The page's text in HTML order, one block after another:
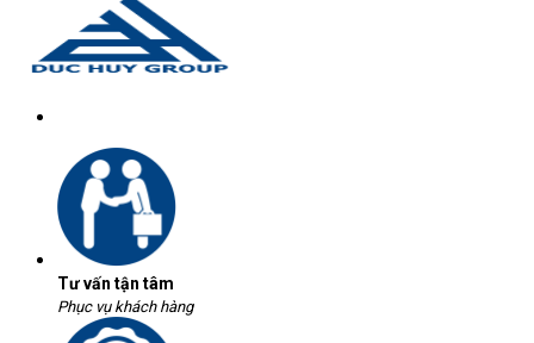
Tư vấn tận tâm
Phục vụ khách hàng